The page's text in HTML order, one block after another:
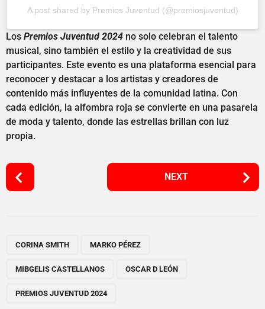
A post shared by Premios Juventud (@premiosjuventud)
Los Premios Juventud 2024 no solo celebran el talento
musical, sino también el estilo y la creatividad de sus
participantes. Este evento es una plataforma esencial para
reconocer y destacar a los artistas y creadores de
contenido más influyentes de la comunidad latina. Con
cada edición, la alfombra roja se convierte en una pasarela
de moda y talento, donde las estrellas brillan con luz
propia.
P
o
NEXT
CORINA SMITH MARKO PÉREZ
MIBGELIS CASTELLANOS OSCAR D LEÓN
PREMIOS JUVENTUD 2024